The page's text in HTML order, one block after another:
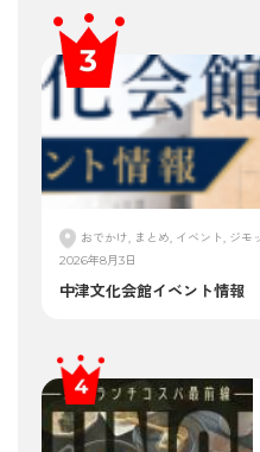
おでかけ, まとめ, イベント, ジモ
2026年8月3日
中津文化会館イベント情報